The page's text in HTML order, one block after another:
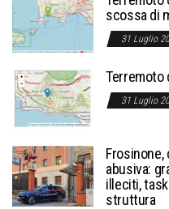
scossa di
31 Luglio
Terremoto
31 Luglio
Frosinone,
abusiva:
illeciti,
struttura